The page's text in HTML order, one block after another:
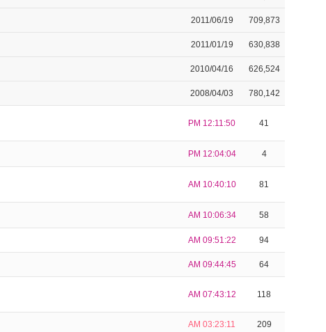
2011/06/19 709,873
2011/01/19 630,838
2010/04/16 626,524
2008/04/03 780,142
PM 12:11:50 41
PM 12:04:04 4
AM 10:40:10 81
AM 10:06:34 58
AM 09:51:22 94
AM 09:44:45 64
AM 07:43:12 118
AM 03:23:11 209